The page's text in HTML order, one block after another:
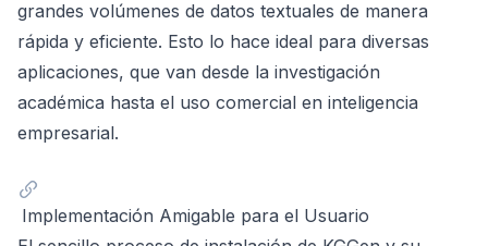
grandes volúmenes de datos textuales de manera
rápida y eficiente. Esto lo hace ideal para diversas
aplicaciones, que van desde la investigación
académica hasta el uso comercial en inteligencia
empresarial.
Implementación Amigable para el Usuario